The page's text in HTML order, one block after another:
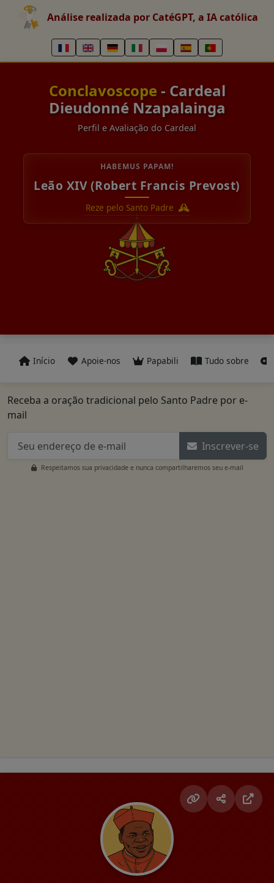
Análise realizada por CatéGPT, a IA católica
Conclavoscope - Cardeal
Dieudonné Nzapalainga
Perfil e Avaliação do Cardeal
HABEMUS PAPAM!
Leão XIV (Robert Francis Prevost)
Reze pelo Santo Padre
Início Apoie-nos Papabili Tudo sobre
Receba a oração tradicional pelo Santo Padre por e-
mail
Inscrever-se
Respeitamos sua privacidade e nunca compartilharemos seu e-mail